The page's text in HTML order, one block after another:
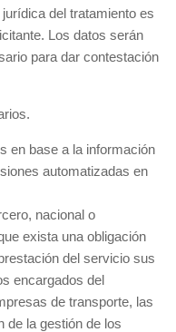
del tratamiento es
Los datos serán
para dar contestación
en base a la información
automatizadas en
nacional o
exista una obligación
del servicio sus
encargados del
de transporte, las
de la gestión de los